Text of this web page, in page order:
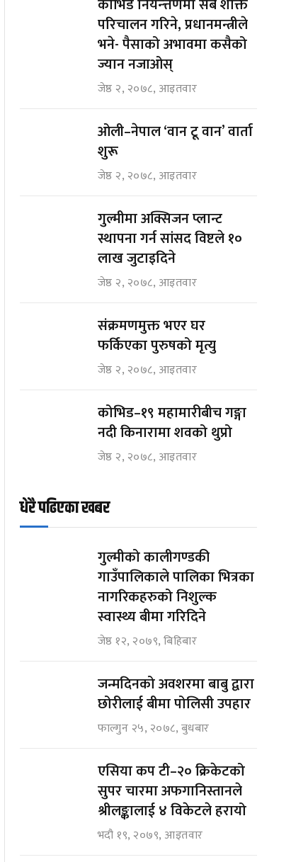
कोभिड नियन्त्तणमा सबै शक्ति
परिचालन गरिने, प्रधानमन्त्रीले
भने- पैसाको अभावमा कसैको
ज्यान नजाओस्
जेष्ठ २, २०७८, आइतवार
ओली–नेपाल ‘वान टू वान’ वार्ता
शुरू
जेष्ठ २, २०७८, आइतवार
गुल्मीमा अक्सिजन प्लान्ट
स्थापना गर्न सांसद विष्टले १०
लाख जुटाइदिने
जेष्ठ २, २०७८, आइतवार
संक्रमणमुक्त भएर घर
फर्किएका पुरुषको मृत्यु
जेष्ठ २, २०७८, आइतवार
कोभिड–१९ महामारीबीच गङ्गा
नदी किनारामा शवको थुप्रो
जेष्ठ २, २०७८, आइतवार
धेरै पढिएका खबर
गुल्मीको कालीगण्डकी
गाउँपालिकाले पालिका भित्रका
नागरिकहरुको निशुल्क
स्वास्थ्य बीमा गरिदिने
जेष्ठ १२, २०७९, बिहिबार
जन्मदिनको अवशरमा बाबु द्वारा
छोरीलाई बीमा पोलिसी उपहार
फाल्गुन २५, २०७८, बुधबार
एसिया कप टी–२० क्रिकेटको
सुपर चारमा अफगानिस्तानले
श्रीलङ्कालाई ४ विकेटले हरायो
भदौ १९, २०७९, आइतवार